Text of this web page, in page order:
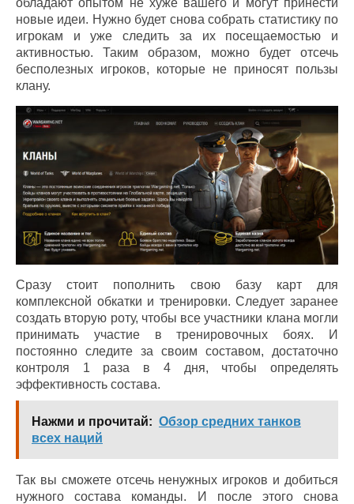
обладают опытом не хуже вашего и могут принести
новые идеи. Нужно будет снова собрать статистику по
игрокам и уже следить за их посещаемостью и
активностью. Таким образом, можно будет отсечь
бесполезных игроков, которые не приносят пользы
клану.
Сразу стоит пополнить свою базу карт для
комплексной обкатки и тренировки. Следует заранее
создать вторую роту, чтобы все участники клана могли
принимать участие в тренировочных боях. И
постоянно следите за своим составом, достаточно
контроля 1 раза в 4 дня, чтобы определять
эффективность состава.
Нажми и прочитай: Обзор средних танков
всех наций
Так вы сможете отсечь ненужных игроков и добиться
нужного состава команды. И после этого снова